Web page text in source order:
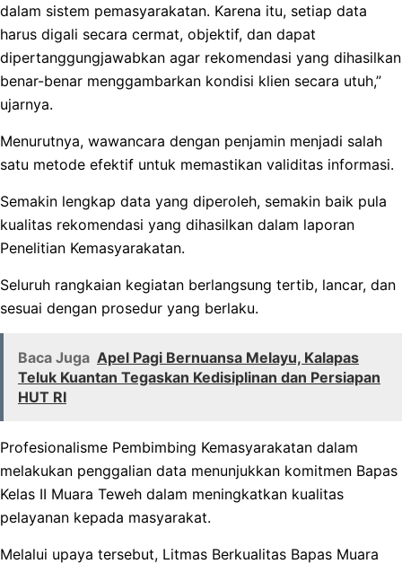
dalam sistem pemasyarakatan. Karena itu, setiap data
harus digali secara cermat, objektif, dan dapat
dipertanggungjawabkan agar rekomendasi yang dihasilkan
benar-benar menggambarkan kondisi klien secara utuh,”
ujarnya.
Menurutnya, wawancara dengan penjamin menjadi salah
satu metode efektif untuk memastikan validitas informasi.
Semakin lengkap data yang diperoleh, semakin baik pula
kualitas rekomendasi yang dihasilkan dalam laporan
Penelitian Kemasyarakatan.
Seluruh rangkaian kegiatan berlangsung tertib, lancar, dan
sesuai dengan prosedur yang berlaku.
Baca Juga Apel Pagi Bernuansa Melayu, Kalapas
Teluk Kuantan Tegaskan Kedisiplinan dan Persiapan
HUT RI
Profesionalisme Pembimbing Kemasyarakatan dalam
melakukan penggalian data menunjukkan komitmen Bapas
Kelas II Muara Teweh dalam meningkatkan kualitas
pelayanan kepada masyarakat.
Melalui upaya tersebut, Litmas Berkualitas Bapas Muara